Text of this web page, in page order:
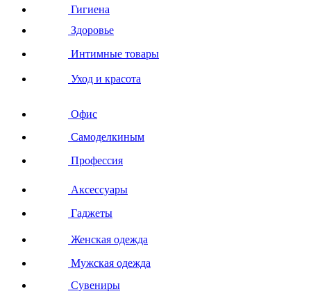
Гигиена
Здоровье
Интимные товары
Уход и красота
Офис
Самоделкиным
Профессия
Аксессуары
Гаджеты
Женская одежда
Мужская одежда
Сувениры